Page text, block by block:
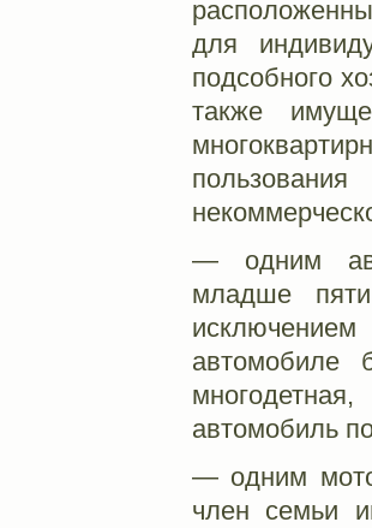
для
подсобного
также
— одним
младше
автомобиле
автомобиль
— одним
член семьи